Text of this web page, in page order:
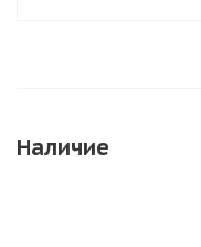
Наличие